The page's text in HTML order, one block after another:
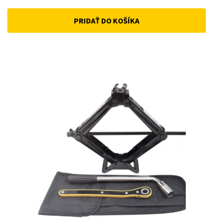
price
was:
price
is:
PRIDAŤ DO KOŠÍKA